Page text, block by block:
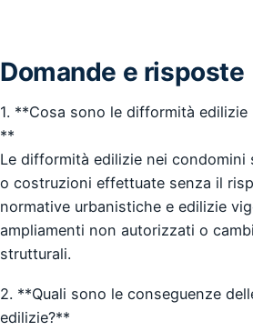
Domande e risposte
1. **Cosa sono le difformità edilizie
**
Le difformità edilizie nei condomini
o costruzioni effettuate senza il
normative urbanistiche e edilizie
ampliamenti non autorizzati o
strutturali.
2. **Quali sono le conseguenze
edilizie?**